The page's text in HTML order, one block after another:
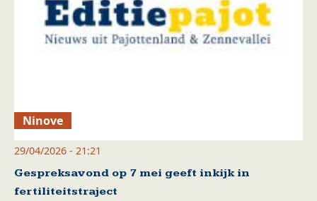
Ninove
29/04/2026 - 21:21
Gespreksavond op 7 mei geeft inkijk in
fertiliteitstraject